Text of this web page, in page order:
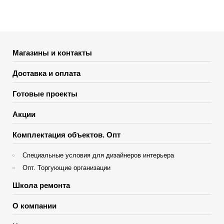
Магазины и контакты
Доставка и оплата
Готовые проекты
Акции
Комплектация объектов. Опт
Специальные условия для дизайнеров интерьера
Опт. Торгующие организации
Школа ремонта
О компании